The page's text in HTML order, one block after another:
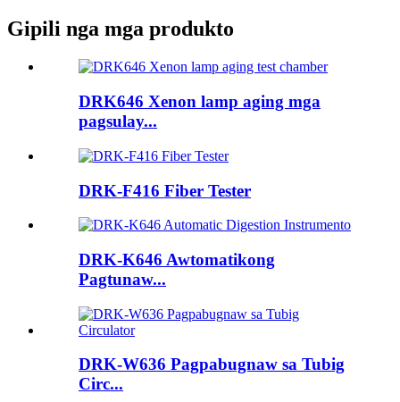
Gipili nga mga produkto
DRK646 Xenon lamp aging mga
pagsulay...
DRK-F416 Fiber Tester
DRK-K646 Awtomatikong
Pagtunaw...
DRK-W636 Pagpabugnaw sa Tubig
Circ...